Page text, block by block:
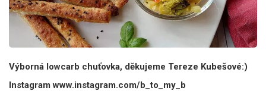
Výborná lowcarb chuťovka, děkujeme Tereze Kubešové:)
Instagram www.instagram.com/b_to_my_b